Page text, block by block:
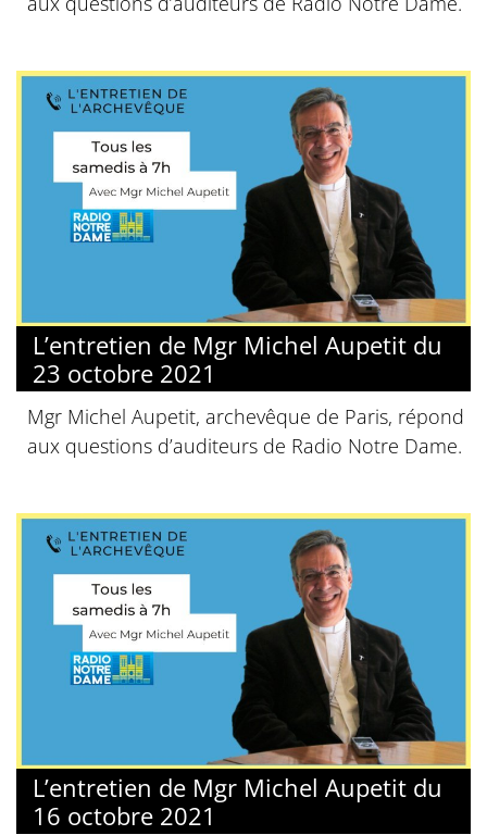
L’entretien de Mgr Michel Aupetit du
23 octobre 2021
Mgr Michel Aupetit, archevêque de Paris, répond
aux questions d’auditeurs de Radio Notre Dame.
L’entretien de Mgr Michel Aupetit du
16 octobre 2021